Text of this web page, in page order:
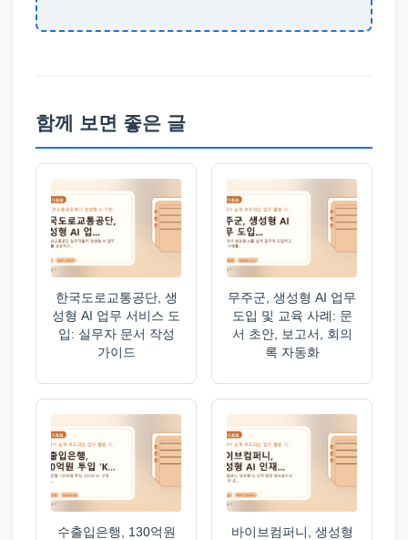
함께 보면 좋은 글
한국도로교통공단, 생
성형 AI 업무 서비스 도
입: 실무자 문서 작성
가이드
무주군, 생성형 AI 업무
도입 및 교육 사례: 문
서 초안, 보고서, 회의
록 자동화
수출입은행, 130억원
바이브컴퍼니, 생성형